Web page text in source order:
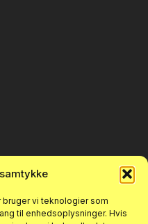
vi teknologier som
til enhedsoplysninger. Hvis